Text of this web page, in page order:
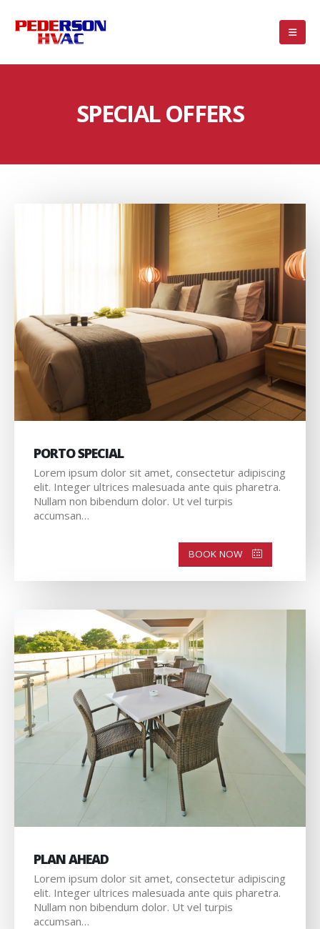
SPECIAL OFFERS
PORTO SPECIAL
Lorem ipsum dolor sit amet, consectetur adipiscing
elit. Integer ultrices malesuada ante quis pharetra.
Nullam non bibendum dolor. Ut vel turpis
accumsan…
BOOK NOW
PLAN AHEAD
Lorem ipsum dolor sit amet, consectetur adipiscing
elit. Integer ultrices malesuada ante quis pharetra.
Nullam non bibendum dolor. Ut vel turpis
accumsan…